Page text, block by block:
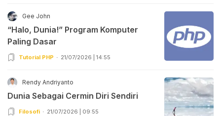
Gee John
“Halo, Dunia!” Program Komputer
Paling Dasar
Tutorial PHP 21/07/2026 | 14:55
Rendy Andriyanto
Dunia Sebagai Cermin Diri Sendiri
Filosofi 21/07/2026 | 09:55